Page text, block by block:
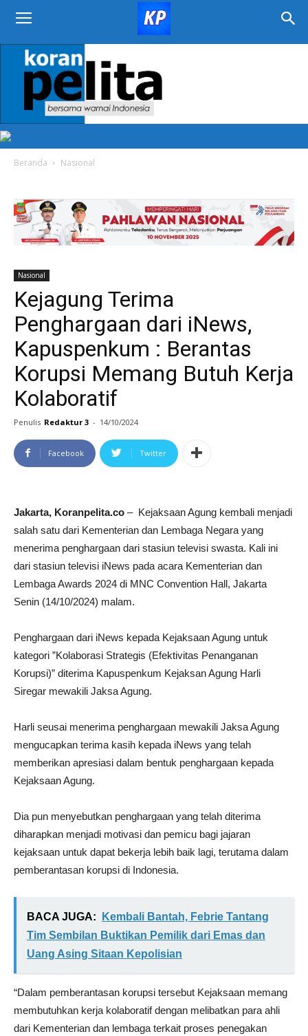
KORAN
PELITA
Beranda Nasional
Nasional
Kejagung Terima
Penghargaan dari iNews,
Kapuspenkum : Berantas
Korupsi Memang Butuh Kerja
Kolaboratif
Penulis Redaktur 3 - 14/10/2024
Facebook Twitter
Jakarta, Koranpelita.co – Kejaksaan Agung kembali menjadi
salah satu dari Kementerian dan Lembaga Negara yang
menerima penghargaan dari stasiun televisi swasta. Kali ini
dari stasiun televisi iNews pada acara Kementerian dan
Lembaga Awards 2024 di MNC Convention Hall, Jakarta
Senin (14/10/2024) malam.
Penghargaan dari iNews kepada Kejaksaan Agung untuk
kategori ”Kolaborasi Strategis (Efektivitas Penanganan
Korupsi)” diterima Kapuspenkum Kejaksan Agung Harli
Siregar mewakili Jaksa Agung.
Harli seusai menerima penghargaan mewakili Jaksa Agung
mengucapkan terima kasih kepada iNews yang telah
memberikan apresiasi dalam bentuk penghargaan kepada
Kejaksaan Agung.
Dia pun menyebutkan penghargaan yang telah diterima
diharapkan menjadi motivasi dan pemicu bagi jajaran
kejaksaan untuk dapat bekerja lebih baik lagi, terutama dalam
pemberantasan korupsi di Indonesia.
BACA JUGA:
Kembali Bantah, Febrie Tantang
Tim Sembilan Buktikan Pemilik dari Emas dan
Uang Asing Sitaan Kepolisian
“Dalam pemberantasan korupsi tersebut Kejaksaan memang
membutuhkan kerja kolaboratif dengan melibatkan para ahli
dari Kementerian dan lembaga terkait proses penegakan